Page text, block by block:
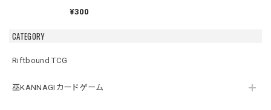
CATEGORY
Riftbound TCG
巫KANNAGIカードゲーム
¥300